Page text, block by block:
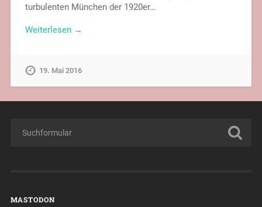
turbulenten München der 1920er…
Weiterlesen →
19. Mai 2016
MASTODON